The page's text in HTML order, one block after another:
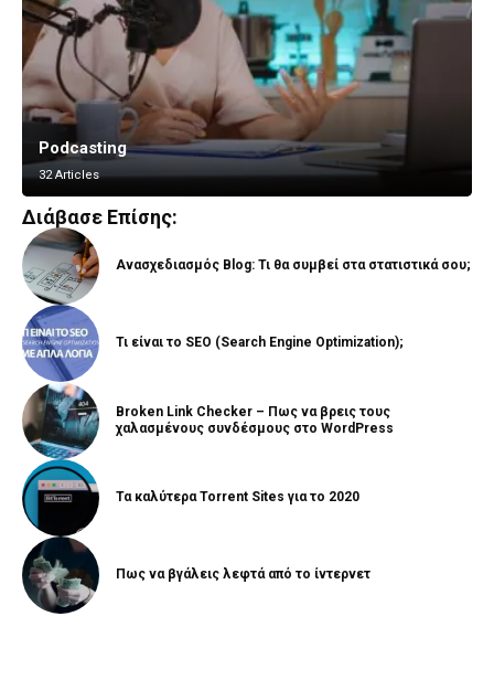
Podcasting
32 Articles
Vlogging
8 Articles
Διάβασε Επίσης:
Ανασχεδιασμός Blog: Τι θα συμβεί στα στατιστικά σου;
Τι είναι το SEO (Search Engine Optimization);
Broken Link Checker – Πως να βρεις τους
χαλασμένους συνδέσμους στο WordPress
Τα καλύτερα Torrent Sites για το 2020
Πως να βγάλεις λεφτά από το ίντερνετ